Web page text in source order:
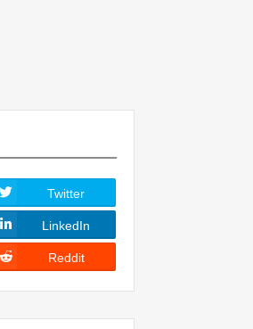
Twitter
LinkedIn
Reddit